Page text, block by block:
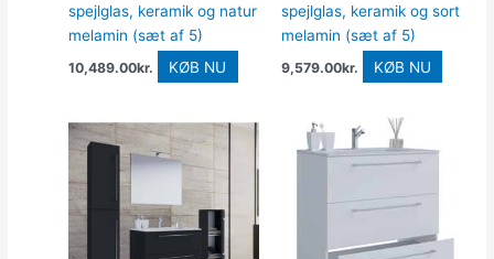
spejlglas, keramik og natur
melamin (sæt af 5)
10,489.00kr. KØB NU
spejlglas, keramik og sort
melamin (sæt af 5)
9,579.00kr. KØB NU